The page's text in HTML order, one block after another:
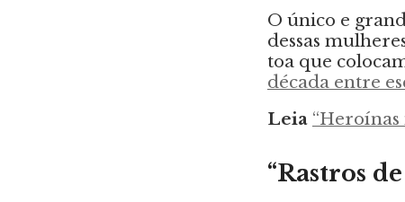
O único e
dessas
toa que
década entre
Leia “Heroínas
“Rastros